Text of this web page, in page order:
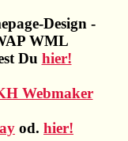
Design -
WML
Du hier!
Webmaker
od. hier!